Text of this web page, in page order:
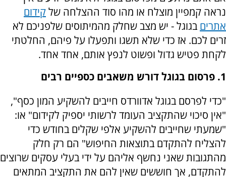
נראה קמפיין מוצלח או מהו סוד ההצלחה שלקידום
אתרים בגוגל - יש מצב שחלק מהמיתוסים שלפניכם לא
זרים לכם. אז כדי שלא תשגו ותפעלו על פיהם, החלטתי
לקחת פטיש גדול ופשוט לנפץ אותם, אחד אחד.
1. פרסום בגוגל דורש משאבים כספיים רבים
"כדי לפרסם בגוגל אדוורדס חייבים להשקיע המון כסף",
"אין סיכוי שהתקציב העומד לרשותי יספיק לקידום" או:
"שמעתי שחייבים להשקיע אלפי שקלים בחודש כדי
להצליח להתקדם בתוצאות החיפוש" הם רק חלק
מהתגובות שאני נחשף אליהם על ידי בעלי עסקים שרוצים
להתקדם, אך חוששים שאין להם את התקציב המתאים